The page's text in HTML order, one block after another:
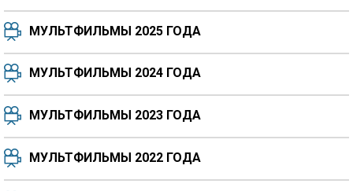
7.5 8.3
8.3 8.2
МУЛЬТФИЛЬМЫ 2025 ГОДА
МУЛЬТФИЛЬМЫ 2024 ГОДА
МУЛЬТФИЛЬМЫ 2023 ГОДА
МУЛЬТФИЛЬМЫ 2022 ГОДА